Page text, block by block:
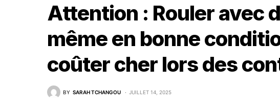
Attention : Rouler avec
même en bonne
coûter cher lors des
BY SARAH TCHANGOU JUILLET 14, 2025